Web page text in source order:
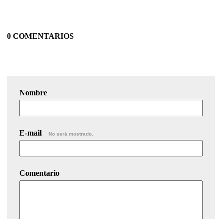
0 COMENTARIOS
Nombre
E-mail No será mostrado.
Comentario